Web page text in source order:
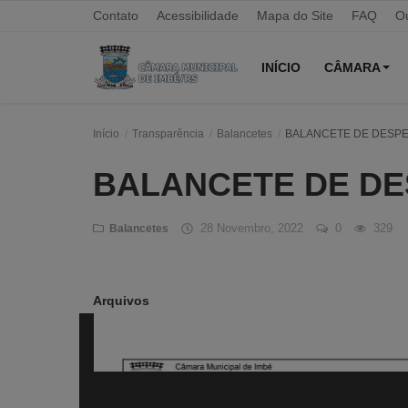
Contato Acessibilidade Mapa do Site FAQ
INÍCIO CÂMARA
Início Transparência Balancetes BALANCETE DE
BALANCETE DE
Balancetes 28 Novembro, 2022 0 329
Arquivos